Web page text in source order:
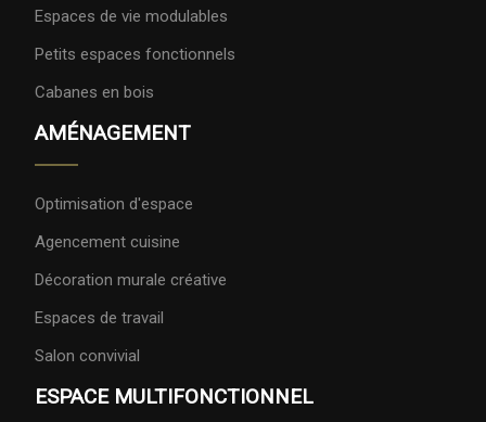
Espaces de vie modulables
Petits espaces fonctionnels
Cabanes en bois
AMÉNAGEMENT
Optimisation d'espace
Agencement cuisine
Décoration murale créative
Espaces de travail
Salon convivial
ESPACE MULTIFONCTIONNEL